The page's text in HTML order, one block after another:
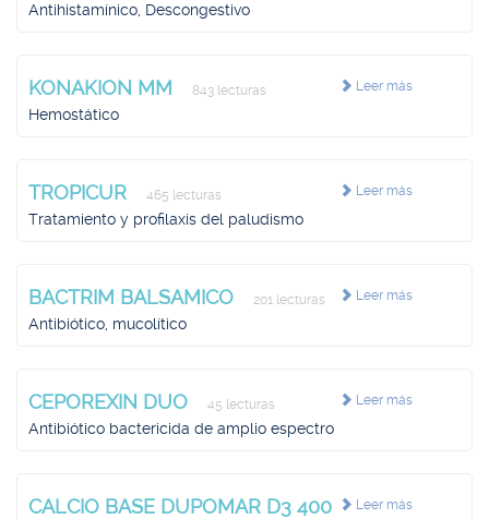
Antihistamínico, Descongestivo
Leer más
KONAKION MM 843 lecturas
Hemostático
Leer más
TROPICUR 465 lecturas
Tratamiento y profilaxis del paludismo
Leer más
BACTRIM BALSAMICO 201 lecturas
Antibiótico, mucolítico
Leer más
CEPOREXIN DUO 45 lecturas
Antibiótico bactericida de amplio espectro
Leer más
CALCIO BASE DUPOMAR D3 400